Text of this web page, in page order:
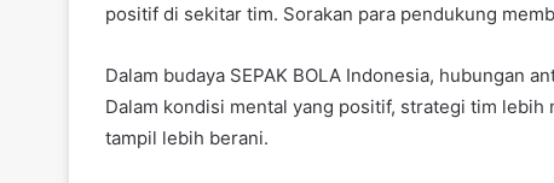
positif di sekitar tim. Sorakan para pendukung
Dalam budaya SEPAK BOLA Indonesia, hubungan
Dalam kondisi mental yang positif, strategi tim
tampil lebih berani.